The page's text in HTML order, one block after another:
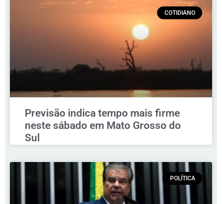
COTIDIANO
Previsão indica tempo mais firme
neste sábado em Mato Grosso do
Sul
POLÍTICA